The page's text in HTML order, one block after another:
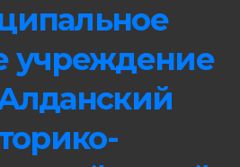
учреждение